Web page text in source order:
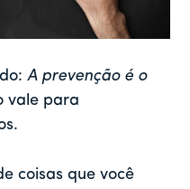
A prevenção é o
vale para
coisas que você